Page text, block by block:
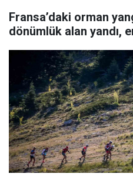
Fransa’daki orman
dönümlük alan yandı,